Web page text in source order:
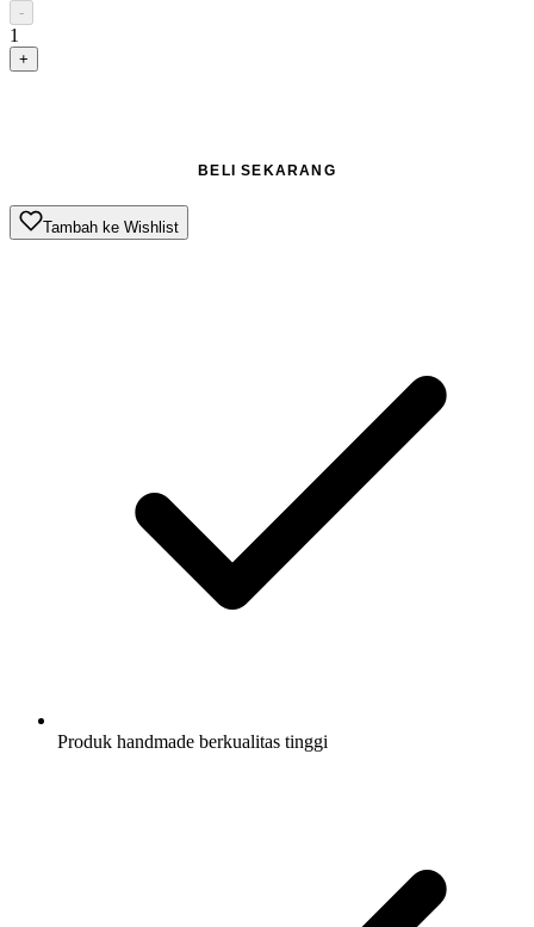
-
1
+
BELI SEKARANG
Tambah ke Wishlist
Produk handmade berkualitas tinggi